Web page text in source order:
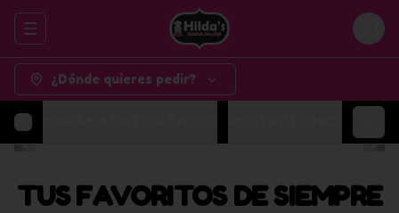
Abrir menu de navegación
¿Dónde quieres pedir?
TUS FAVORITOS DE SIEMPRE